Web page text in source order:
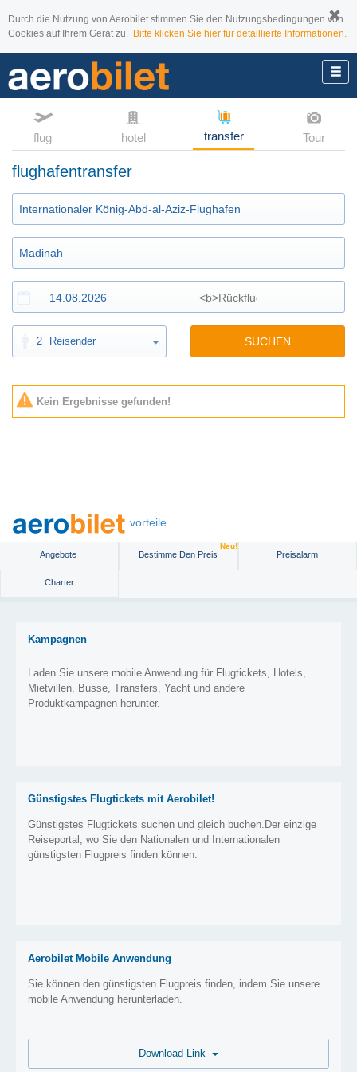
Durch die Nutzung von Aerobilet stimmen Sie den Nutzungsbedingungen von
Cookies auf Ihrem Gerät zu. Bitte klicken Sie hier für detaillierte Informationen.
flug hotel transfer Tour
flughafentransfer
2 Reisender SUCHEN
Kein Ergebnisse gefunden!
vorteile
Angebote Bestimme Den Preis
Neu!
Preisalarm
Charter
Kampagnen
Laden Sie unsere mobile Anwendung für Flugtickets, Hotels,
Mietvillen, Busse, Transfers, Yacht und andere
Produktkampagnen herunter.
Günstigstes Flugtickets mit Aerobilet!
Günstigstes Flugtickets suchen und gleich buchen.Der einzige
Reiseportal, wo Sie den Nationalen und Internationalen
günstigsten Flugpreis finden können.
Aerobilet Mobile Anwendung
Sie können den günstigsten Flugpreis finden, indem Sie unsere
mobile Anwendung herunterladen.